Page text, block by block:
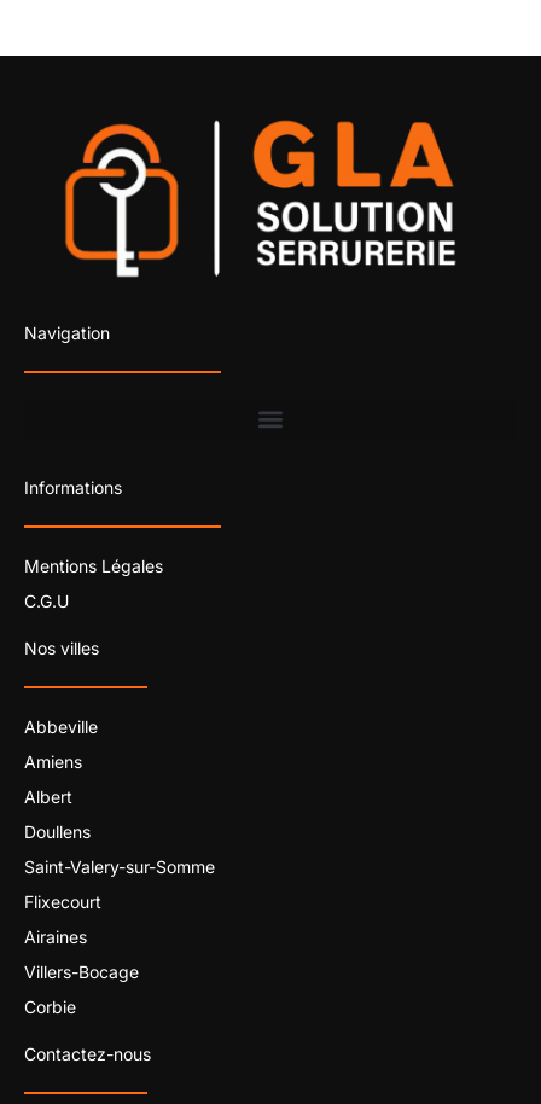
Navigation
Informations
Mentions Légales
C.G.U
Nos villes
Abbeville
Amiens
Albert
Doullens
Saint-Valery-sur-Somme
Flixecourt
Airaines
Villers-Bocage
Corbie
Contactez-nous